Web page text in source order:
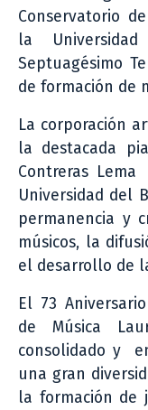
Conservatorio
la
Septuagésimo
de formación de
La corporación
la destacada
Contreras
Universidad del
permanencia y
músicos, la
el desarrollo de
El 73
de Música
consolidado y
una gran
la formación de